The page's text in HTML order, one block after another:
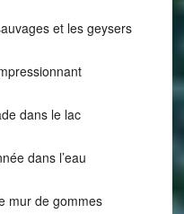
et les geysers
dans le lac
dans l’eau
mur de gommes